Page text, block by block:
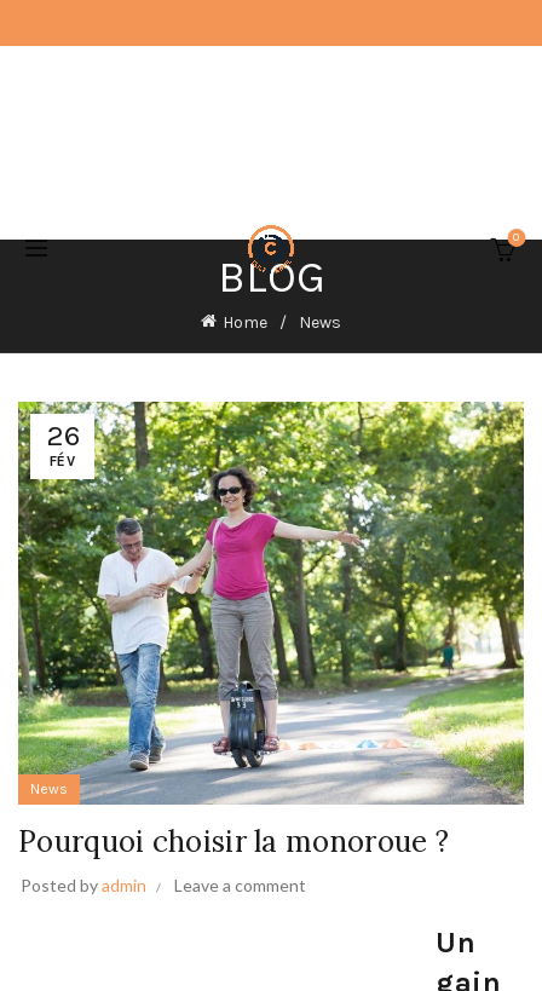
0
BLOG
Home News
26
FÉV
News
Pourquoi choisir la monoroue ?
Posted byadmin Leave a comment
Un
gain